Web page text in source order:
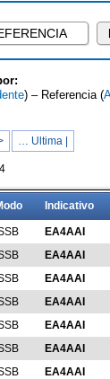
) – Referencia (
… Ultima |
Indicativo
EA4AAI
EA4AAI
EA4AAI
EA4AAI
EA4AAI
EA4AAI
EA4AAI